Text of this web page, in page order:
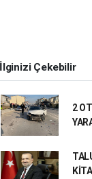
İlginizi Çekebilir
2